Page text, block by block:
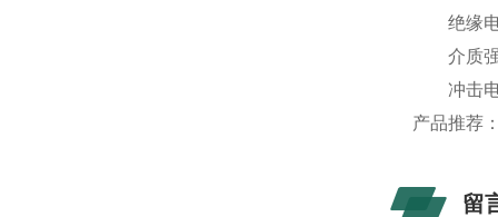
绝缘电
介质强
冲击电
产品推荐
留